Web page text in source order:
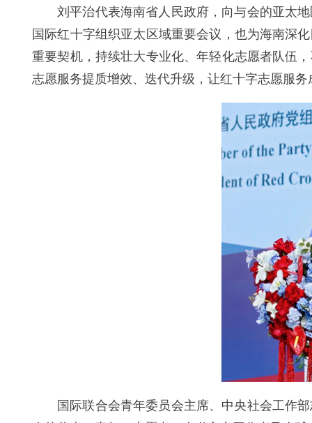
刘平治代表海南省人民政府，向与会的亚太
国际红十字组织亚太区域重要会议，也为海南深
重要契机，持续壮大专业化、年轻化志愿者队伍
志愿服务提质增效、迭代升级，让红十字志愿服
国际联合会青年委员会主席、中央社会工作